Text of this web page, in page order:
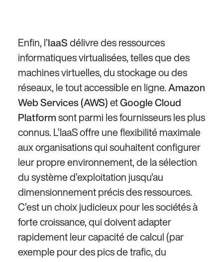
Enfin, l’IaaS délivre des ressources
informatiques virtualisées, telles que des
machines virtuelles, du stockage ou des
réseaux, le tout accessible en ligne. Amazon
Web Services (AWS) etGoogle Cloud
Platform sont parmi les fournisseurs les plus
connus. L’IaaS offre une flexibilité maximale
aux organisations qui souhaitent configurer
leur propre environnement, de la sélection
du système d’exploitation jusqu’au
dimensionnement précis des ressources.
C’est un choix judicieux pour les sociétés à
forte croissance, qui doivent adapter
rapidement leur capacité de calcul (par
exemple pour des pics de trafic, du